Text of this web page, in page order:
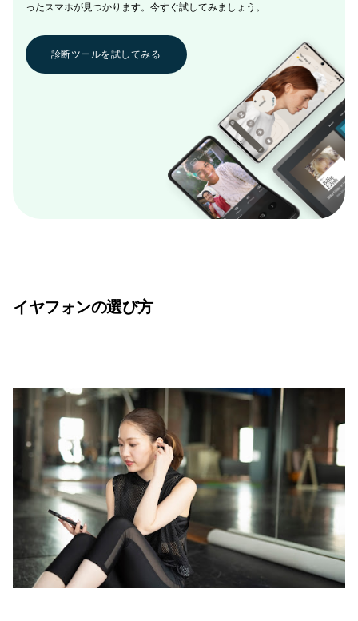
ったスマホが見つかります。今すぐ試してみましょう。
診断ツールを試してみる
イヤフォンの選び方